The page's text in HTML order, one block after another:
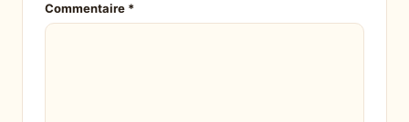
Commentaire *